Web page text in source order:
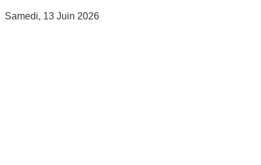
Samedi, 13 Juin 2026